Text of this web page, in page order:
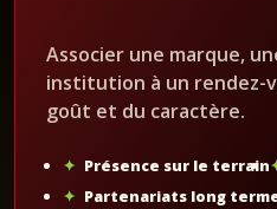
Associer une marque,
institution à un rendez-
goût et du caractère.
Présence sur le terrain
Partenariats long